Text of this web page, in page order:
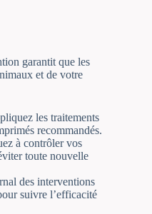
garantit que les
et de votre
les traitements
recommandés.
à contrôler vos
toute nouvelle
des interventions
suivre l’efficacité